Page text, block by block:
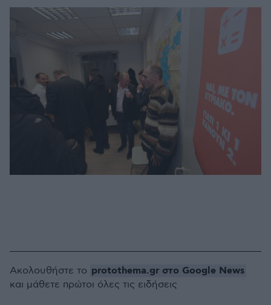
Ακολουθήστε το protothema.gr στο Google News
και μάθετε πρώτοι όλες τις ειδήσεις